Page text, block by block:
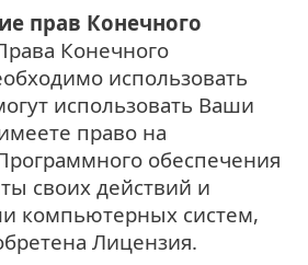
прав Конечного
Конечного
использовать
использовать Ваши
право на
обеспечения
своих действий и
компьютерных систем,
Лицензия.